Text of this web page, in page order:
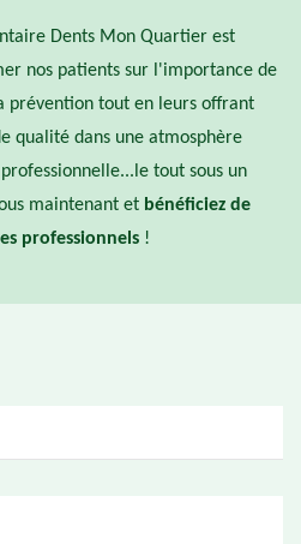
Dents Mon Quartier est
nos patients sur l'importance de
prévention tout en leurs offrant
qualité dans une atmosphère
tout sous un
maintenant et bénéficiez de
professionnels !